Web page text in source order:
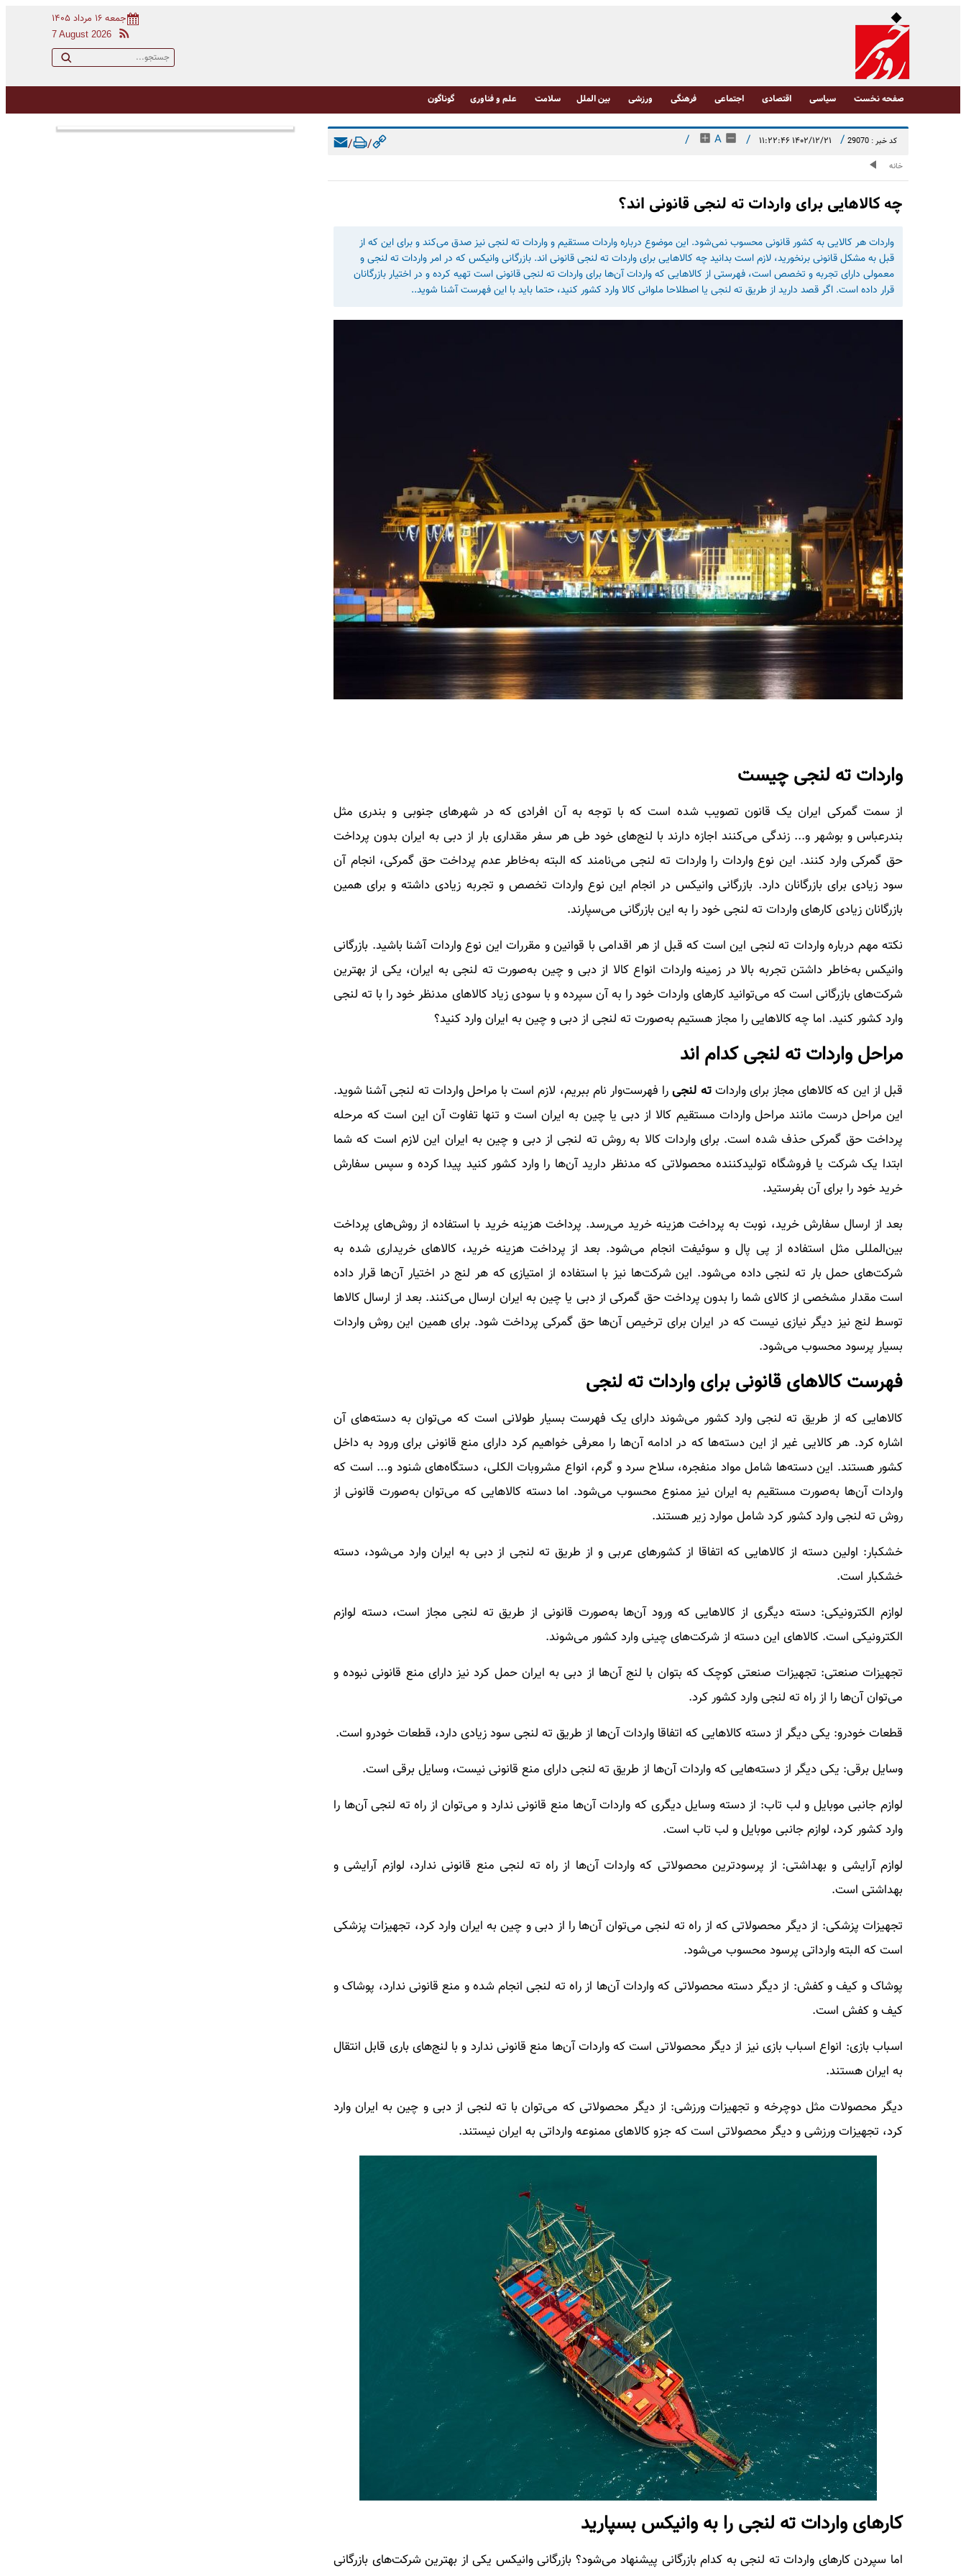
جمعه ۱۶ مرداد ۱۴۰۵
7 August 2026
صفحه نخست سیاسی اقتصادی اجتماعی فرهنگی ورزشی بین الملل سلامت علم و فناوری گوناگون
کد خبر : 29070 / ۱۴۰۲/۱۲/۲۱ ۱۱:۲۲:۴۶ /
A
/
/
/
خانه
چه کالاهایی برای واردات ته لنجی قانونی اند؟
واردات هر کالایی به کشور قانونی محسوب نمی‌شود. این موضوع درباره واردات مستقیم و واردات ته لنجی نیز صدق می‌کند و برای این که از
قبل به مشکل قانونی برنخورید، لازم است بدانید چه کالاهایی برای واردات ته لنجی قانونی اند. بازرگانی وانیکس که در امر واردات ته لنجی و
معمولی دارای تجربه و تخصص است، فهرستی از کالاهایی که واردات آن‌ها برای واردات ته لنجی قانونی است تهیه کرده و در اختیار بازرگانان
قرار داده است. اگر قصد دارید از طریق ته لنجی یا اصطلاحا ملوانی کالا وارد کشور کنید، حتما باید با این فهرست آشنا شوید..
واردات ته لنجی چیست
از سمت گمرکی ایران یک قانون تصویب شده است که با توجه به آن افرادی که در شهرهای جنوبی و بندری مثل
بندرعباس و بوشهر و... زندگی می‌کنند اجازه دارند با لنج‌های خود طی هر سفر مقداری بار از دبی به ایران بدون پرداخت
حق گمرکی وارد کنند. این نوع واردات را واردات ته لنجی می‌نامند که البته به‌خاطر عدم پرداخت حق گمرکی، انجام آن
سود زیادی برای بازرگانان دارد. بازرگانی وانیکس در انجام این نوع واردات تخصص و تجربه زیادی داشته و برای همین
بازرگانان زیادی کارهای واردات ته لنجی خود را به این بازرگانی می‌سپارند.
نکته مهم درباره واردات ته لنجی این است که قبل از هر اقدامی با قوانین و مقررات این نوع واردات آشنا باشید. بازرگانی
وانیکس به‌خاطر داشتن تجربه بالا در زمینه واردات انواع کالا از دبی و چین به‌صورت ته لنجی به ایران، یکی از بهترین
شرکت‌های بازرگانی است که می‌توانید کارهای واردات خود را به آن سپرده و با سودی زیاد کالاهای مدنظر خود را با ته لنجی
وارد کشور کنید. اما چه کالاهایی را مجاز هستیم به‌صورت ته لنجی از دبی و چین به ایران وارد کنید؟
مراحل واردات ته لنجی کدام اند
قبل از این که کالاهای مجاز برای وارداتته لنجیرا فهرست‌وار نام ببریم، لازم است با مراحل واردات ته لنجی آشنا شوید.
این مراحل درست مانند مراحل واردات مستقیم کالا از دبی یا چین به ایران است و تنها تفاوت آن این است که مرحله
پرداخت حق گمرکی حذف شده است. برای واردات کالا به روش ته لنجی از دبی و چین به ایران این لازم است که شما
ابتدا یک شرکت یا فروشگاه تولیدکننده محصولاتی که مدنظر دارید آن‌ها را وارد کشور کنید پیدا کرده و سپس سفارش
خرید خود را برای آن بفرستید.
بعد از ارسال سفارش خرید، نوبت به پرداخت هزینه خرید می‌رسد. پرداخت هزینه خرید با استفاده از روش‌های پرداخت
بین‌المللی مثل استفاده از پی پال و سوئیفت انجام می‌شود. بعد از پرداخت هزینه خرید، کالاهای خریداری شده به
شرکت‌های حمل بار ته لنجی داده می‌شود. این شرکت‌ها نیز با استفاده از امتیازی که هر لنج در اختیار آن‌ها قرار داده
است مقدار مشخصی از کالای شما را بدون پرداخت حق گمرکی از دبی یا چین به ایران ارسال می‌کنند. بعد از ارسال کالاها
توسط لنج نیز دیگر نیازی نیست که در ایران برای ترخیص آن‌ها حق گمرکی پرداخت شود. برای همین این روش واردات
بسیار پرسود محسوب می‌شود.
فهرست کالاهای قانونی برای واردات ته لنجی
کالاهایی که از طریق ته لنجی وارد کشور می‌شوند دارای یک فهرست بسیار طولانی است که می‌توان به دسته‌های آن
اشاره کرد. هر کالایی غیر از این دسته‌ها که در ادامه آن‌ها را معرفی خواهیم کرد دارای منع قانونی برای ورود به داخل
کشور هستند. این دسته‌ها شامل مواد منفجره، سلاح سرد و گرم، انواع مشروبات الکلی، دستگاه‌های شنود و... است که
واردات آن‌ها به‌صورت مستقیم به ایران نیز ممنوع محسوب می‌شود. اما دسته کالاهایی که می‌توان به‌صورت قانونی از
روش ته لنجی وارد کشور کرد شامل موارد زیر هستند.
خشکبار: اولین دسته از کالاهایی که اتفاقا از کشورهای عربی و از طریق ته لنجی از دبی به ایران وارد می‌شود، دسته
خشکبار است.
لوازم الکترونیکی: دسته دیگری از کالاهایی که ورود آن‌ها به‌صورت قانونی از طریق ته لنجی مجاز است، دسته لوازم
الکترونیکی است. کالاهای این دسته از شرکت‌های چینی وارد کشور می‌شوند.
تجهیزات صنعتی: تجهیزات صنعتی کوچک که بتوان با لنج آن‌ها از دبی به ایران حمل کرد نیز دارای منع قانونی نبوده و
می‌توان آن‌ها را از راه ته لنجی وارد کشور کرد.
قطعات خودرو: یکی دیگر از دسته کالاهایی که اتفاقا واردات آن‌ها از طریق ته لنجی سود زیادی دارد، قطعات خودرو است.
وسایل برقی: یکی دیگر از دسته‌هایی که واردات آن‌ها از طریق ته لنجی دارای منع قانونی نیست، وسایل برقی است.
لوازم جانبی موبایل و لب تاب: از دسته وسایل دیگری که واردات آن‌ها منع قانونی ندارد و می‌توان از راه ته لنجی آن‌ها را
وارد کشور کرد، لوازم جانبی موبایل و لب تاب است.
لوازم آرایشی و بهداشتی: از پرسودترین محصولاتی که واردات آن‌ها از راه ته لنجی منع قانونی ندارد، لوازم آرایشی و
بهداشتی است.
تجهیزات پزشکی: از دیگر محصولاتی که از راه ته لنجی می‌توان آن‌ها را از دبی و چین به ایران وارد کرد، تجهیزات پزشکی
است که البته وارداتی پرسود محسوب می‌شود.
پوشاک و کیف و کفش: از دیگر دسته محصولاتی که واردات آن‌ها از راه ته لنجی انجام شده و منع قانونی ندارد، پوشاک و
کیف و کفش است.
اسباب بازی: انواع اسباب بازی نیز از دیگر محصولاتی است که واردات آن‌ها منع قانونی ندارد و با لنج‌های باری قابل انتقال
به ایران هستند.
دیگر محصولات مثل دوچرخه و تجهیزات ورزشی: از دیگر محصولاتی که می‌توان با ته لنجی از دبی و چین به ایران وارد
کرد، تجهیزات ورزشی و دیگر محصولاتی است که جزو کالاهای ممنوعه وارداتی به ایران نیستند.
کارهای واردات ته لنجی را به وانیکس بسپارید
اما سپردن کارهای واردات ته لنجی به کدام بازرگانی پیشنهاد می‌شود؟ بازرگانی وانیکس یکی از بهترین شرکت‌های بازرگانی